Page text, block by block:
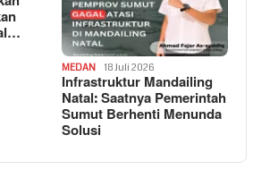
MEDAN 18 Juli 2026
Infrastruktur Mandailing
Natal: Saatnya Pemerintah
Sumut Berhenti Menunda
Solusi